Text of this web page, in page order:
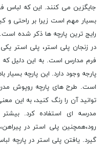
جایگزین می کنند. این که لباس
بسیار مهم است زیرا بر راحتی و
رایج ترین پارچه ها ذکر شده
در زنجان پلی استر، پلی استر
فرم مدارس است. به این دلیل که
پارجه وجود دارد. این پارچه
است. طرح های پارچه روپوش
توانید آن را رنگ کنید، به این
مدرسه ای استفاده کرد.
رود،همچنین پلی استر در
گیرد. یافتن پلی استر در پارچه